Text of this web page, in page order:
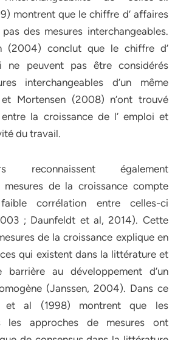
montrent que le chiffre d’ affaires
des mesures interchangeables.
(2004) conclut que le chiffre d’
ne peuvent pas être considérés
interchangeables d’un même
et Mortensen (2008) n’ont trouvé
la croissance de l’ emploi et
du travail.
reconnaissent également
mesures de la croissance compte
corrélation entre celles-ci
; Daunfeldt et al, 2014). Cette
de la croissance explique en
qui existent dans la littérature et
barrière au développement d’un
(Janssen, 2004). Dans ce
et al (1998) montrent que les
les approches de mesures ont